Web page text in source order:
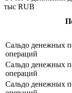
Чистая прибыль
Сальдо денежных
операций